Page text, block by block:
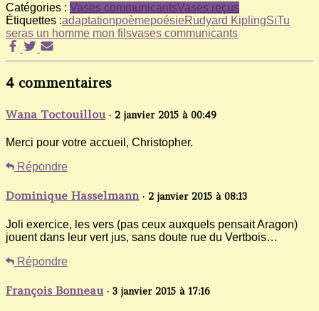
Catégories : Vases communicantsVases reçus
Étiquettes :adaptationpoèmepoésieRudyard KiplingSiTu
seras un homme mon filsvases communicants
4 commentaires
Wana Toctouillou · 2 janvier 2015 à 00:49
Merci pour votre accueil, Christopher.
Répondre
Dominique Hasselmann · 2 janvier 2015 à 08:13
Joli exercice, les vers (pas ceux auxquels pensait Aragon)
jouent dans leur vert jus, sans doute rue du Vertbois…
Répondre
François Bonneau · 3 janvier 2015 à 17:16